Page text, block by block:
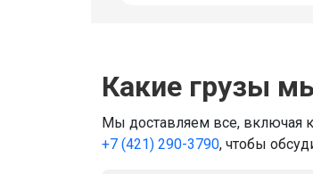
Какие грузы
Мы доставляем все, включая
+7 (421) 290-3790, чтобы